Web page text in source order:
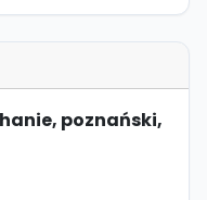
poznański,